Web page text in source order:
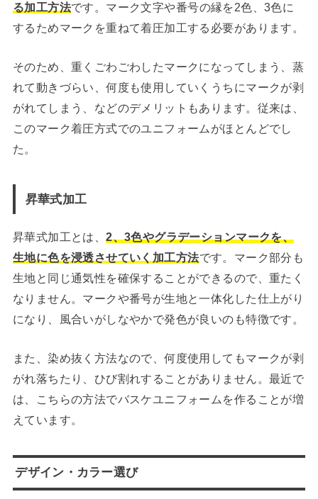
る加工方法です。マーク文字や番号の縁を2色、3色に
するためマークを重ねて着圧加工する必要があります。
そのため、重くごわごわしたマークになってしまう、蒸
れて動きづらい、何度も使用していくうちにマークが剥
がれてしまう、などのデメリットもあります。従来は、
このマーク着圧方式でのユニフォームがほとんどでし
た。
昇華式加工
昇華式加工とは、2、3色やグラデーションマークを、
生地に色を浸透させていく加工方法です。マーク部分も
生地と同じ通気性を確保することができるので、重たく
なりません。マークや番号が生地と一体化した仕上がり
になり、風合いがしなやかで発色が良いのも特徴です。
また、染め抜く方法なので、何度使用してもマークが剥
がれ落ちたり、ひび割れすることがありません。最近で
は、こちらの方法でバスケユニフォームを作ることが増
えています。
デザイン・カラー選び